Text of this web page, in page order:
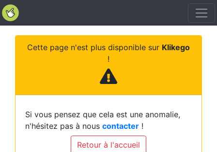
Cette page n'est plus disponible sur Klikego
!
Si vous pensez que cela est une anomalie,
n'hésitez pas à nous contacter !
Retour à l'accueil